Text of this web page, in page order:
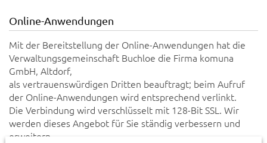
Online-Anwendungen
Mit der Bereitstellung der Online-Anwendungen hat die
Verwaltungsgemeinschaft Buchloe die Firma komuna
GmbH, Altdorf,
als vertrauenswürdigen Dritten beauftragt; beim Aufruf
der Online-Anwendungen wird entsprechend verlinkt.
Die Verbindung wird verschlüsselt mit 128-Bit SSL. Wir
werden dieses Angebot für Sie ständig verbessern und
erweitern.